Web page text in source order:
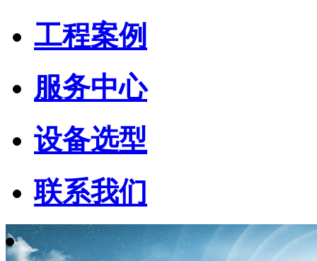
工程案例
服务中心
设备选型
联系我们